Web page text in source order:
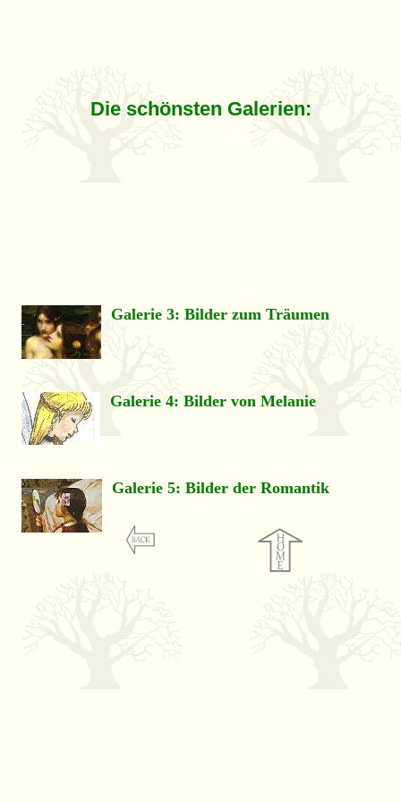
Die schönsten Galerien:
Galerie 3: Bilder zum Träumen
Galerie 4: Bilder von Melanie
Galerie 5: Bilder der Romantik